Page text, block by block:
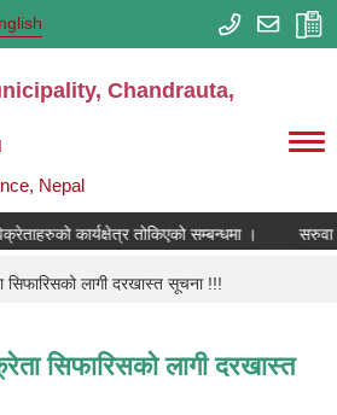
Chandrauta,
Nepal
कार्यक्षेत्र तोकिएको सम्बन्धमा । सरुवा
लागी दरखास्त सूचना !!!
सिफारिसको लागी दरखास्त